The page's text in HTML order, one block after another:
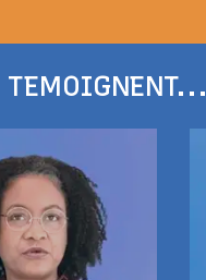
TEMOIGNENT...